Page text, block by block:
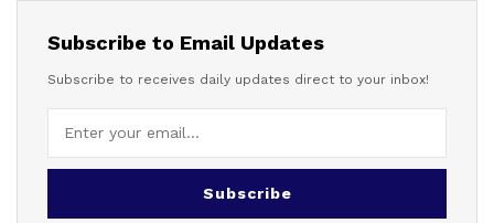
Subscribe to Email Updates
Subscribe to receives daily updates direct to your inbox!
Subscribe